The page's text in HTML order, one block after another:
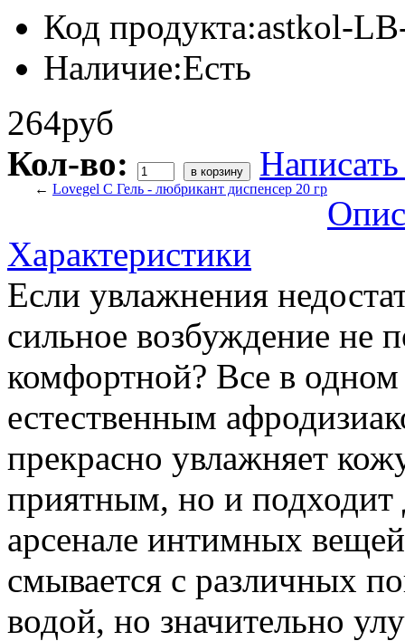
Код продукта:astkol-
Наличие:Есть
264руб
Кол-во:
← Lovegel С Гель - любрикант диспенсер 20 гр
Характеристики
Если увлажнения
сильное возбуждение не
комфортной? Все в одном
естественным
прекрасно увлажняет
приятным, но и
арсенале интимных
смывается с различных
водой, но значительно